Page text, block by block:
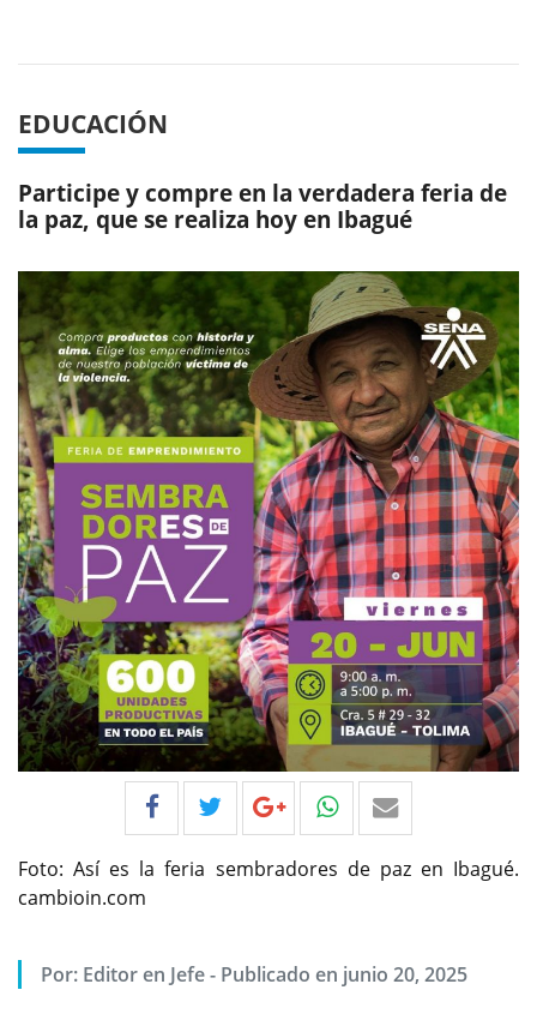
EDUCACIÓN
Participe y compre en la verdadera feria de
la paz, que se realiza hoy en Ibagué
Foto: Así es la feria sembradores de paz en Ibagué.
cambioin.com
Por: Editor en Jefe- Publicado en junio 20, 2025